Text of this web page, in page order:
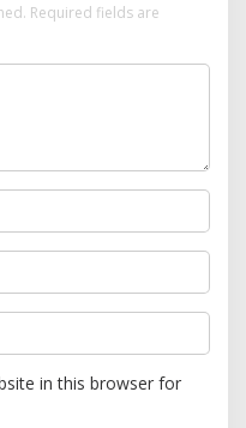
Required fields are
in this browser for